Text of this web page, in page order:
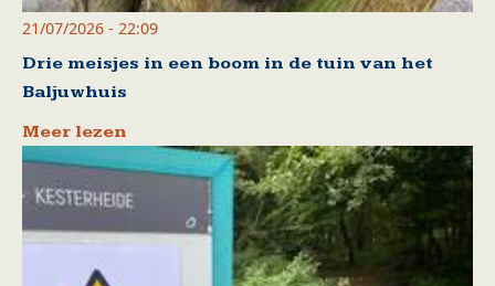
21/07/2026 - 22:09
Drie meisjes in een boom in de tuin van het
Baljuwhuis
Meer lezen